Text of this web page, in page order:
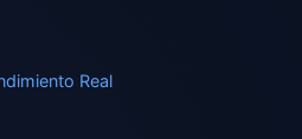
Real